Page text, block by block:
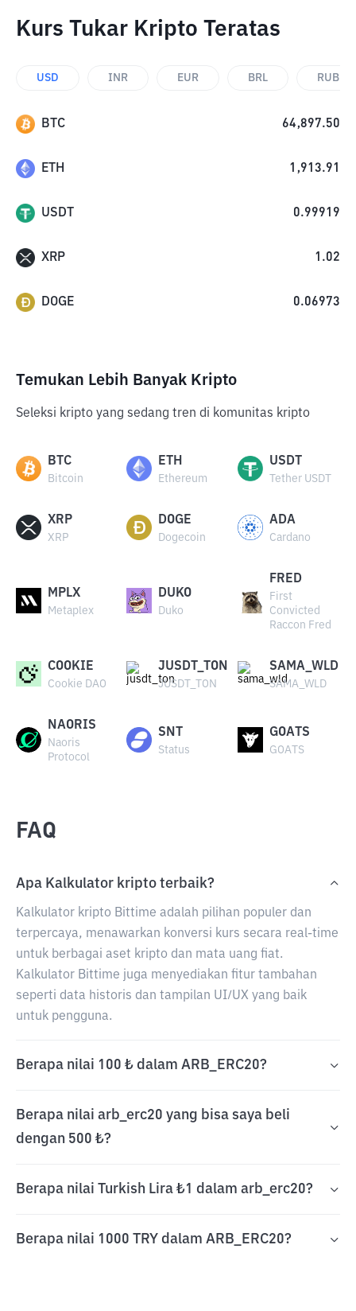
Kurs Tukar Kripto Teratas
USD INR EUR BRL RUB
BTC 64,897.50
ETH 1,913.91
USDT 0.99919
XRP 1.02
DOGE 0.06973
Temukan Lebih Banyak Kripto
Seleksi kripto yang sedang tren di komunitas kripto
BTC
Bitcoin
ETH
Ethereum
USDT
Tether USDT
XRP
XRP
DOGE
Dogecoin
ADA
Cardano
MPLX
Metaplex
DUKO
Duko
FRED
First
Convicted
Raccon Fred
COOKIE
Cookie DAO
JUSDT_TON
JUSDT_TON
SAMA_WLD
SAMA_WLD
NAORIS
Naoris
Protocol
SNT
Status
GOATS
GOATS
FAQ
Apa Kalkulator kripto terbaik?
Kalkulator kripto Bittime adalah pilihan populer dan
terpercaya, menawarkan konversi kurs secara real-time
untuk berbagai aset kripto dan mata uang fiat.
Kalkulator Bittime juga menyediakan fitur tambahan
seperti data historis dan tampilan UI/UX yang baik
untuk pengguna.
Berapa nilai 100 ₺ dalam ARB_ERC20?
Berapa nilai arb_erc20 yang bisa saya beli
dengan 500 ₺?
Berapa nilai Turkish Lira ₺1 dalam arb_erc20?
Berapa nilai 1000 TRY dalam ARB_ERC20?